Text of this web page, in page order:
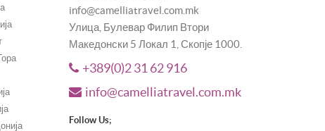
info@camelliatravel.com.mk
Улица, Булевар Филип Втори
Македонски 5 Локал 1, Скопје 1000.
+389(0)2 31 62 916
info@camelliatravel.com.mk
Follow Us;